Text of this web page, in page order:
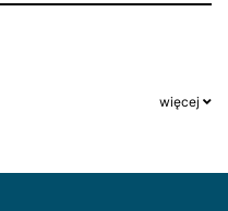
więcej